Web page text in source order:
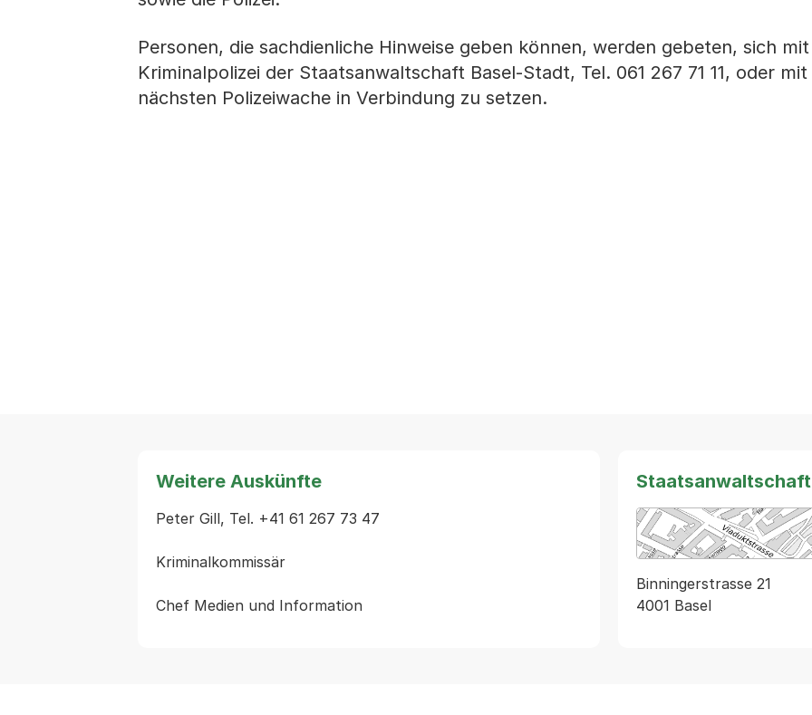
Personen, die sachdienliche Hinweise geben können, werden gebeten, sich
Kriminalpolizei der Staatsanwaltschaft Basel-Stadt, Tel. 061 267 71 11, oder
nächsten Polizeiwache in Verbindung zu setzen.
Weitere Auskünfte
Peter Gill, Tel. +41 61 267 73 47
Kriminalkommissär
Staatsanwaltschaft
Binningerstrasse 21
4001 Basel